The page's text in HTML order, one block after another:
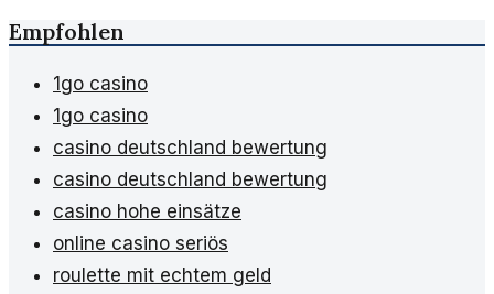
Empfohlen
1go casino
1go casino
casino deutschland bewertung
casino deutschland bewertung
casino hohe einsätze
online casino seriös
roulette mit echtem geld